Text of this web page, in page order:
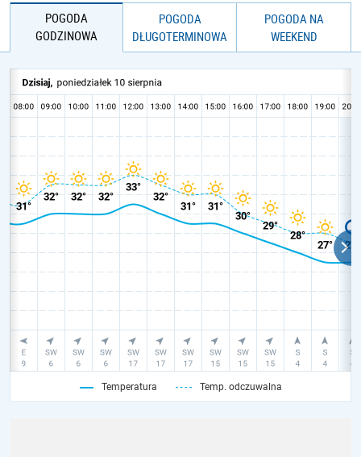
POGODA
GODZINOWA
POGODA
DŁUGOTERMINOWA
POGODA NA
WEEKEND
Temperatura Temp. odczuwalna